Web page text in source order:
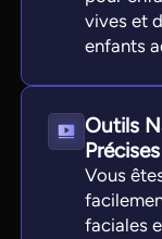
vives et
enfants
Outils
Précises
Vous
faciales